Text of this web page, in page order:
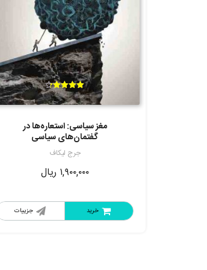
مغز سیاسی: استعاره‌ها در
گفتمان‌های سیاسی
جرج لیکاف
امتیاز
4.33
از 5
۱,۹۰۰,۰۰۰ ریال
جزییات خرید